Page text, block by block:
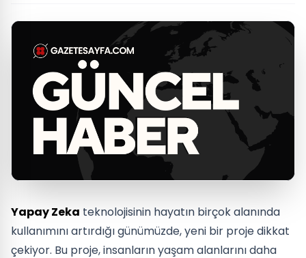
Yapay Zeka teknolojisinin hayatın birçok alanında
kullanımını artırdığı günümüzde, yeni bir proje dikkat
çekiyor. Bu proje, insanların yaşam alanlarını daha